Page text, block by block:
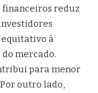
financeiros reduz
equitativo à
mercado.
para menor
outro lado,